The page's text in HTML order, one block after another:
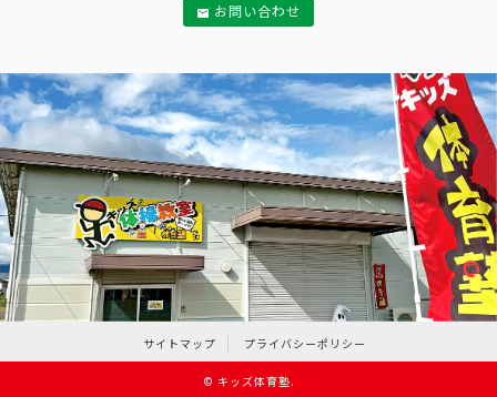
お問い合わせ
サイトマップ プライバシーポリシー
© キッズ体育塾.